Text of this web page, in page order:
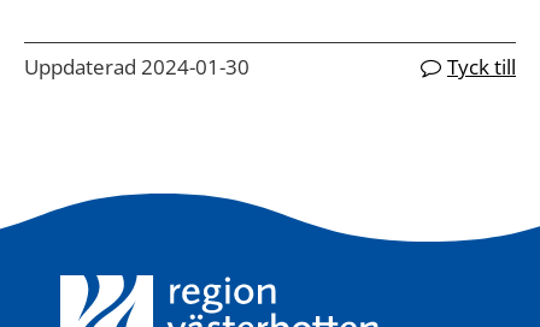
Uppdaterad 2024-01-30 Tyck till